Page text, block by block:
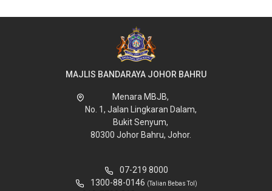
MAJLIS BANDARAYA JOHOR BAHRU
Menara MBJB,
No. 1, Jalan Lingkaran Dalam,
Bukit Senyum,
80300 Johor Bahru, Johor.
07-219 8000
1300-88-0146 (Talian Bebas Tol)